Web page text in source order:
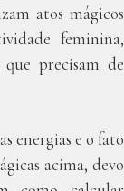
atos mágicos
feminina,
precisam de
energias e o fato
acima, devo